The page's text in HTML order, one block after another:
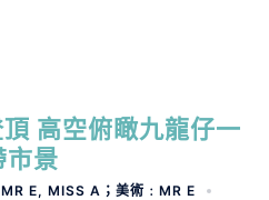
高空俯瞰九龍仔一
市景
E, MISS A；美術﹕MR E